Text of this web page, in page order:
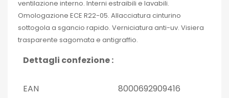
ventilazione interno. Interni estraibili e lavabili.
Omologazione ECE R22-05. Allacciatura cinturino
sottogola a sgancio rapido. Verniciatura anti-uv. Visiera
trasparente sagomata e antigraffio.
Dettagli confezione :
EAN 8000692909416